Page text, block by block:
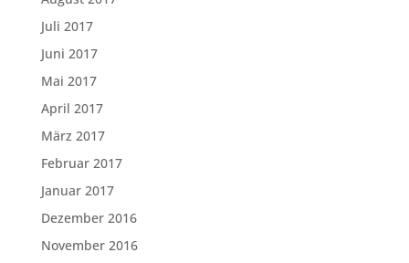
Juli 2017
Juni 2017
Mai 2017
April 2017
März 2017
Februar 2017
Januar 2017
Dezember 2016
November 2016